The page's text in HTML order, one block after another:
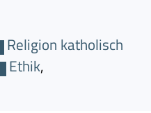
Religion katholisch
Ethik,